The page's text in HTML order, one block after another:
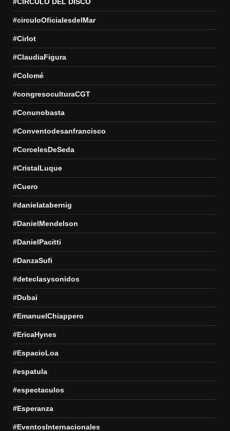
#circuloOficialesdelMar
#Cirlot
#ClaudiaFigura
#Colomé
#congresoculturaCGT
#Conunobasta
#Conventodesanfrancisco
#CorcelesDeSeda
#CristalLuque
#Cuero
#danielatabernig
#DanielMendelson
#DanielPacitti
#DanzaSufi
#deteclasysonidos
#Dubai
#EmanuelChiappero
#EricaHynes
#EspacioLoa
#espatula
#espectaculos
#Esperanza
#EventosInternacionales